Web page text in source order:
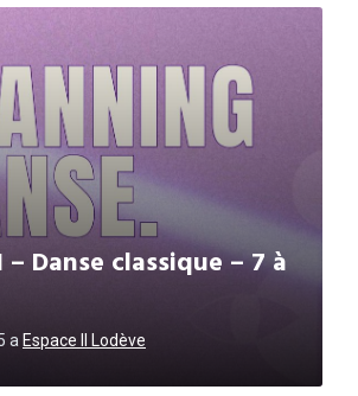
– Danse classique – 7 à
a Espace II Lodève